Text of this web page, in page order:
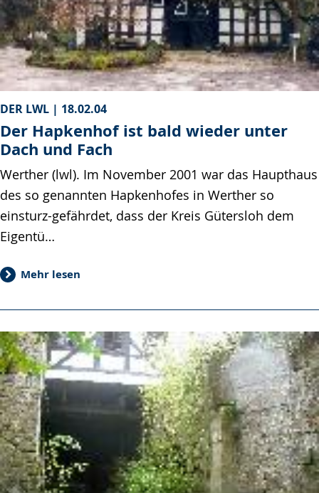
DER LWL | 18.02.04
Der Hapkenhof ist bald wieder unter
Dach und Fach
Werther (lwl). Im November 2001 war das Haupthaus
des so genannten Hapkenhofes in Werther so
einsturz-gefährdet, dass der Kreis Gütersloh dem
Eigentü…
Mehr lesen